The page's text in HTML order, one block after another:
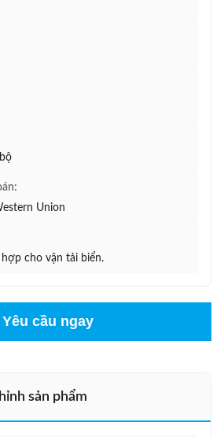
Union
hợp cho vận tải biển.
Yêu cầu ngay
sản phẩm